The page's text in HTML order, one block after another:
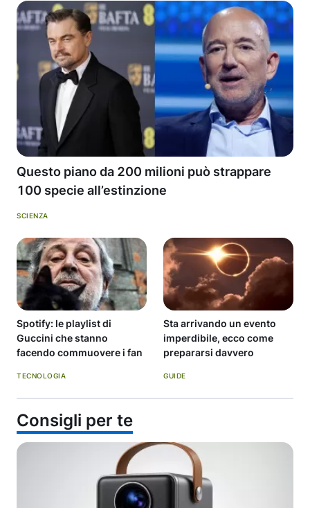
Questo piano da 200 milioni può strappare
100 specie all’estinzione
SCIENZA
Spotify: le playlist di
Guccini che stanno
facendo commuovere i fan
TECNOLOGIA
Sta arrivando un evento
imperdibile, ecco come
prepararsi davvero
GUIDE
Consigli per te